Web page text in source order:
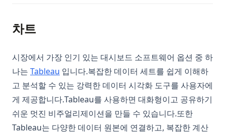
차트
시장에서 가장 인기 있는 대시보드 소프트웨어 옵션 중 하
나는 Tableau (opens in a new tab)
입니다.복잡한 데이터 세트를 쉽게 이해하
고 분석할 수 있는 강력한 데이터 시각화 도구를 사용자에
게 제공합니다.Tableau를 사용하면 대화형이고 공유하기
쉬운 멋진 비주얼리제이션을 만들 수 있습니다.또한
Tableau는 다양한 데이터 원본에 연결하고, 복잡한 계산